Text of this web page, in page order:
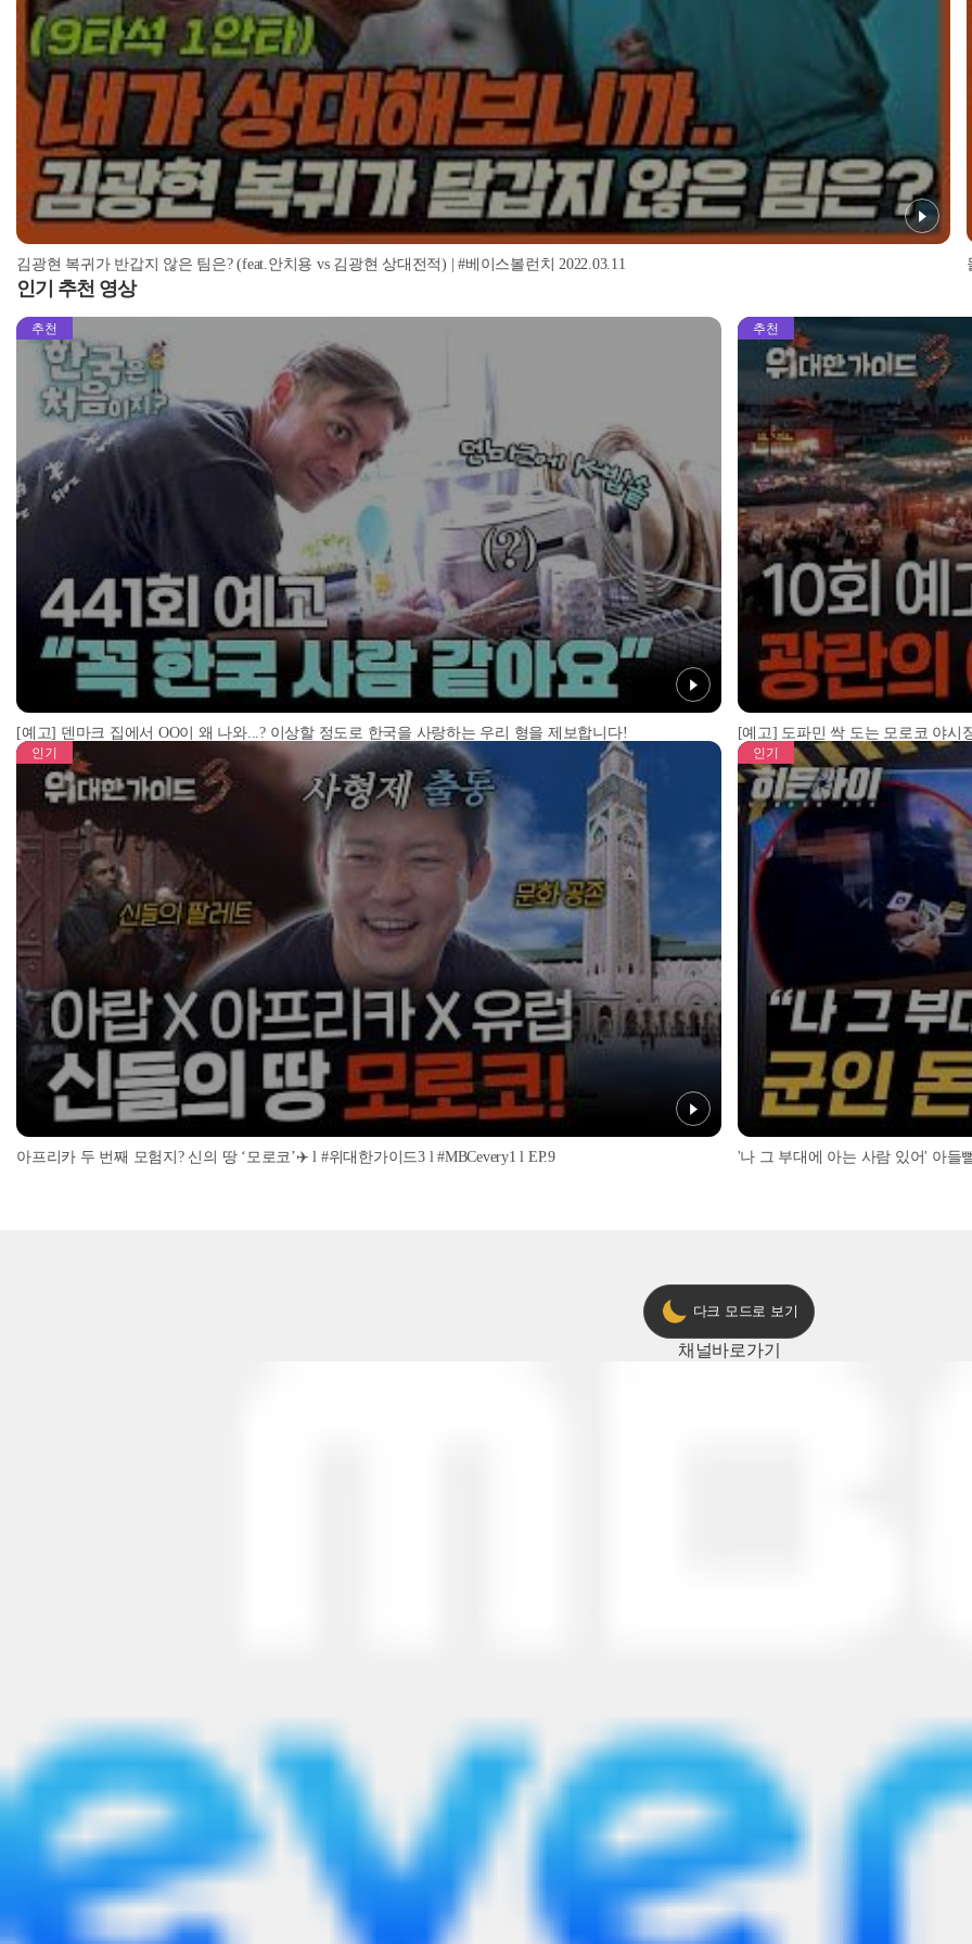
김광현 복귀가 반갑지 않은 팀은? (feat.안치용 vs 김광현 상대전적) | #베이스볼런치 2022.03.11
인기 추천 영상
추천
[예고] 덴마크 집에서 OO이 왜 나와...? 이상할 정도로 한국을 사랑하는 우리 형을 제보합니다!
추천
[예고] 도파민 싹 도는 모로코 야시
인기
아프리카 두 번째 모험지? 신의 땅 ‘모로코’✈️ l #위대한가이드3 l #MBCevery1 l EP.9
인기
'나 그 부대에 아는 사람 있어' 아들
다크 모드로 보기
채널바로가기